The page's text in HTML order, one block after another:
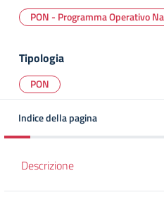
PON - Programma Operativo
Tipologia
PON
Indice della pagina
Descrizione